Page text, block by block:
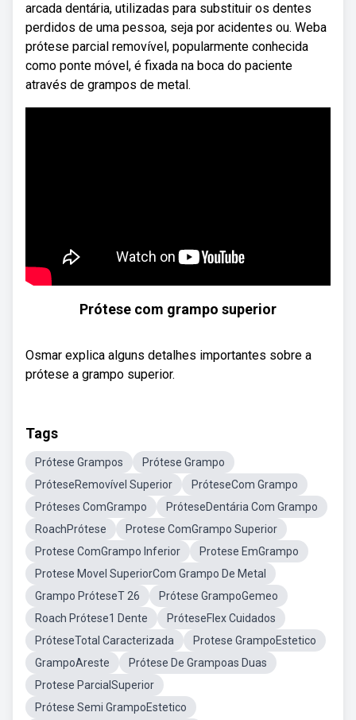
arcada dentária, utilizadas para substituir os dentes
perdidos de uma pessoa, seja por acidentes ou. Weba
prótese parcial removível, popularmente conhecida
como ponte móvel, é fixada na boca do paciente
através de grampos de metal.
Prótese com grampo superior
Osmar explica alguns detalhes importantes sobre a
prótese a grampo superior.
Tags
Prótese Grampos
Prótese Grampo
PróteseRemovível Superior
PróteseCom Grampo
Próteses ComGrampo
PróteseDentária Com Grampo
RoachPrótese
Protese ComGrampo Superior
Protese ComGrampo Inferior
Protese EmGrampo
Protese Movel SuperiorCom Grampo De Metal
Grampo PróteseT 26
Prótese GrampoGemeo
Roach Prótese1 Dente
PróteseFlex Cuidados
PróteseTotal Caracterizada
Protese GrampoEstetico
GrampoAreste
Prótese De Grampoas Duas
Protese ParcialSuperior
Prótese Semi GrampoEstetico